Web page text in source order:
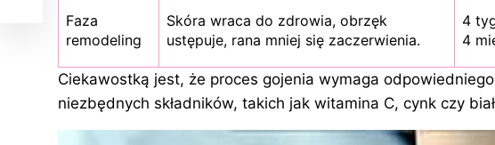
Faza
remodeling
Skóra wraca do zdrowia, obrzęk
ustępuje, rana mniej się zaczerwienia.
4
4
Ciekawostką jest, że proces gojenia wymaga
niezbędnych składników, takich jak witamina C, cynk czy